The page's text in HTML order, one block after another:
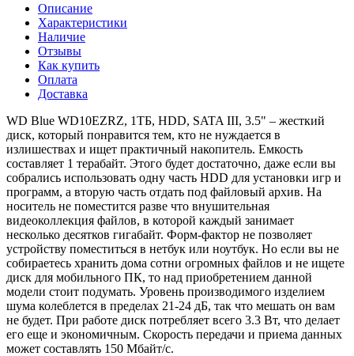
Описание
Характеристики
Наличие
Отзывы
Как купить
Оплата
Доставка
WD Blue WD10EZRZ, 1ТБ, HDD, SATA III, 3.5" – жесткий
диск, который понравится тем, кто не нуждается в
излишествах и ищет практичный накопитель. Емкость
составляет 1 терабайт. Этого будет достаточно, даже если вы
собрались использовать одну часть HDD для установки игр и
программ, а вторую часть отдать под файловый архив. На
носитель не поместится разве что внушительная
видеоколлекция файлов, в которой каждый занимает
несколько десятков гигабайт. Форм-фактор не позволяет
устройству поместиться в нетбук или ноутбук. Но если вы не
собираетесь хранить дома сотни огромных файлов и не ищете
диск для мобильного ПК, то над приобретением данной
модели стоит подумать. Уровень производимого изделием
шума колеблется в пределах 21-24 дБ, так что мешать он вам
не будет. При работе диск потребляет всего 3.3 Вт, что делает
его еще и экономичным. Скорость передачи и приема данных
может составлять 150 Мбайт/с.